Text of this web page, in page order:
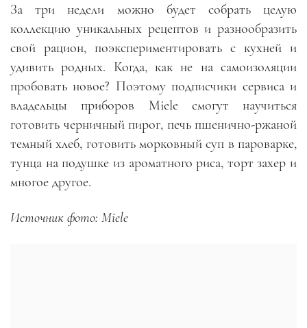
За три недели можно будет собрать целую
коллекцию уникальных рецептов и разнообразить
свой рацион, поэкспериментировать с кухней и
удивить родных. Когда, как не на самоизоляции
пробовать новое? Поэтому подписчики сервиса и
владельцы приборов Miele смогут научиться
готовить черничный пирог, печь пшенично-ржаной
темный хлеб, готовить морковный суп в пароварке,
тунца на подушке из ароматного риса, торт захер и
многое другое.
Источник фото: Miele